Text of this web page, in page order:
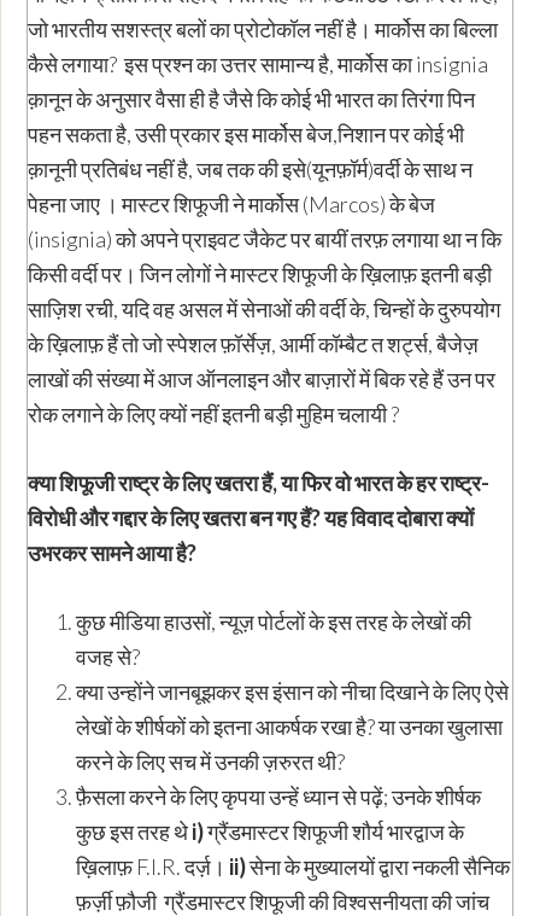
जो भारतीय सशस्त्र बलों का प्रोटोकॉल नहीं है। मार्कोस का बिल्ला
कैसे लगाया? इस प्रश्न का उत्तर सामान्य है, मार्कोस का insignia
क़ानून के अनुसार वैसा ही है जैसे कि कोई भी भारत का तिरंगा पिन
पहन सकता है, उसी प्रकार इस मार्कोस बेज,निशान पर कोई भी
क़ानूनी प्रतिबंध नहीं है, जब तक की इसे(यूनफ़ॉर्म)वर्दी के साथ न
पेहना जाए । मास्टर शिफूजी ने मार्कोस (Marcos) के बेज
(insignia) को अपने प्राइवट जैकेट पर बायीं तरफ़ लगाया था न कि
किसी वर्दी पर। जिन लोगों ने मास्टर शिफूजी के ख़िलाफ़ इतनी बड़ी
साज़िश रची, यदि वह असल में सेनाओं की वर्दी के, चिन्हों के दुरुपयोग
के ख़िलाफ़ हैं तो जो स्पेशल फ़ॉर्सेज़, आर्मी कॉम्बैट त शर्ट्स, बैजेज़
लाखों की संख्या में आज ऑनलाइन और बाज़ारों में बिक रहे हैं उन पर
रोक लगाने के लिए क्यों नहीं इतनी बड़ी मुहिम चलायी ?
क्या शिफूजी राष्ट्र के लिए खतरा हैं,या फिर वो भारत के हर राष्ट्र-
विरोधी और गद्दार के लिए खतरा बन गए हैं?यह विवाद दोबारा क्यों
उभरकर सामने आया है?
कुछ मीडिया हाउसों, न्यूज़ पोर्टलों के इस तरह के लेखों की
वजह से?
क्या उन्होंने जानबूझकर इस इंसान को नीचा दिखाने के लिए ऐसे
लेखों के शीर्षकों को इतना आकर्षक रखा है? या उनका खुलासा
करने के लिए सच में उनकी ज़रुरत थी?
फ़ैसला करने के लिए कृपया उन्हें ध्यान से पढ़ें; उनके शीर्षक
कुछ इस तरह थेi)ग्रैंडमास्टर शिफूजी शौर्य भारद्वाज के
ख़िलाफ़ F.I.R. दर्ज़। ii)सेना के मुख्यालयों द्वारा नकली सैनिक
फ़र्ज़ी फ़ौजी ग्रैंडमास्टर शिफूजी की विश्वसनीयता की जांच